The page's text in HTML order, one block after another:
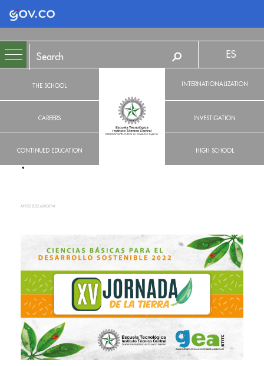
Logo Gobierno de Colombia
THE SCHOOL
CAREERS
CONTINUED EDUCATION
ES
INTERNATIONALIZATION
INVESTIGATION
HIGH SCHOOL
APR 22, 2022, 6:00:00 PM